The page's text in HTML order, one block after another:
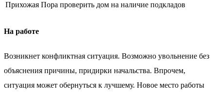
Прихожая Пора проверить дом на наличие подкладов
На работе
Возникнет конфликтная ситуация. Возможно увольнение без
объяснения причины, придирки начальства. Впрочем,
ситуация может обернуться к лучшему. Новое место работы